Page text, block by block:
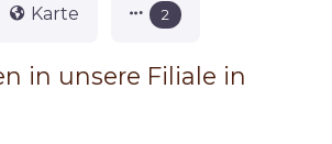
Karte 2
in unsere Filiale in